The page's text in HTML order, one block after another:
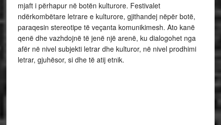
mjaft i përhapur në botën kulturore. Festivalet
ndërkombëtare letrare e kulturore, gjithandej nëpër botë,
paraqesin stereotipe të veçanta komunikimesh. Ato kanë
qenë dhe vazhdojnë të jenë një arenë, ku dialogohet nga
afër në nivel subjekti letrar dhe kulturor, në nivel prodhimi
letrar, gjuhësor, si dhe të atij etnik.